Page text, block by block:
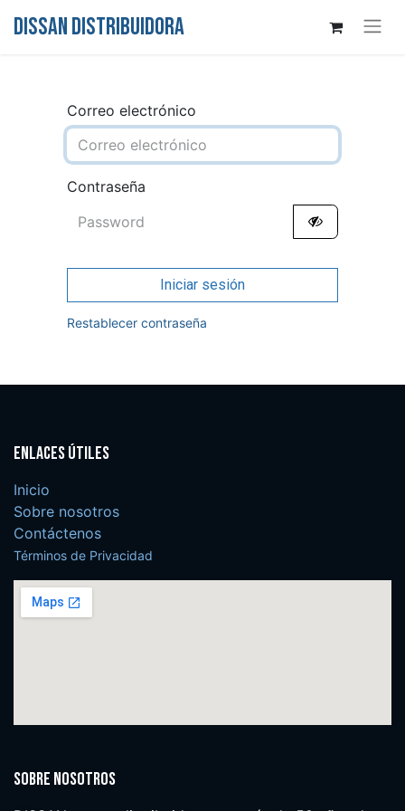
DISSAN DISTRIBUIDORA
Correo electrónico
Contraseña
Iniciar sesión
Restablecer contraseña
Enlaces útiles
Inicio
Sobre nosotros
Contáctenos
Términos de Privacidad
Sobre nosotros